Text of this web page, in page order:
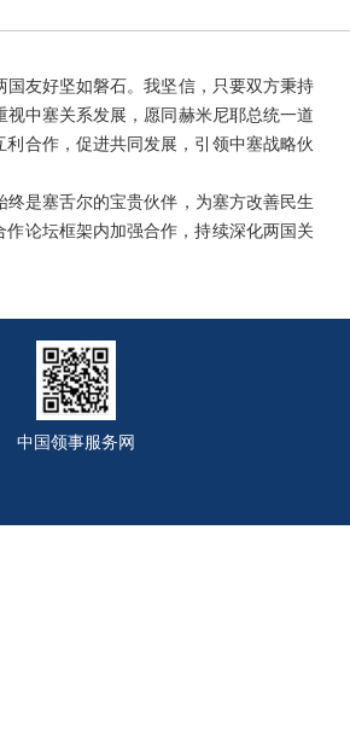
友好坚如磐石。我坚信，只要双方秉持
中塞关系发展，愿同赫米尼耶总统一道
合作，促进共同发展，引领中塞战略伙
是塞舌尔的宝贵伙伴，为塞方改善民生
论坛框架内加强合作，持续深化两国关
中国领事服务网